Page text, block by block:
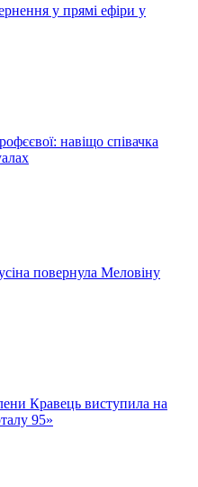
у прямі ефіри у
навіщо співачка
повернула Меловіну
Кравець виступила на
95»